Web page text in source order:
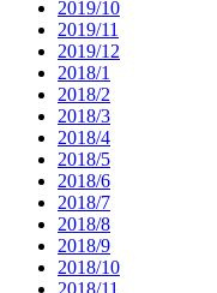
2019/10
2019/11
2019/12
2018/1
2018/2
2018/3
2018/4
2018/5
2018/6
2018/7
2018/8
2018/9
2018/10
2018/11